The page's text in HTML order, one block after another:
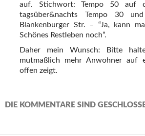
auf. Stichwort: Tempo 50 auf
tagsüber&nachts Tempo 30
Blankenburger Str. – “Ja, kann
Schönes Restleben noch”.
Daher mein Wunsch: Bitte
mutmaßlich mehr Anwohner auf
offen zeigt.
DIE KOMMENTARE SIND